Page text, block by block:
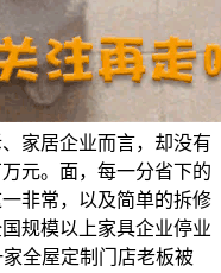
家居企业而言，却没有
元。面，每一分省下的
非常，以及简单的拆修
规模以上家具企业停业
全屋定制门店老板被